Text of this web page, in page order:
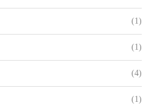
(1)
(1)
(4)
(1)